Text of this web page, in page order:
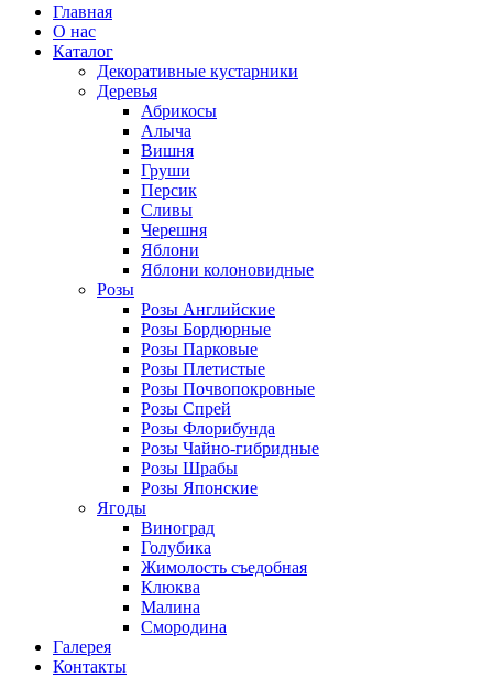
Главная
О нас
Каталог
Декоративные кустарники
Деревья
Абрикосы
Алыча
Вишня
Груши
Персик
Сливы
Черешня
Яблони
Яблони колоновидные
Розы
Розы Английские
Розы Бордюрные
Розы Парковые
Розы Плетистые
Розы Почвопокровные
Розы Спрей
Розы Флорибунда
Розы Чайно-гибридные
Розы Шрабы
Розы Японские
Ягоды
Виноград
Голубика
Жимолость съедобная
Клюква
Малина
Смородина
Галерея
Контакты